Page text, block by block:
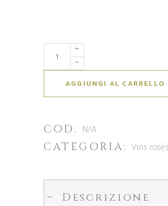
AGGIUNGI AL CARRELLO
COD: N/A
CATEGORIA: Vins rosés
Descrizione